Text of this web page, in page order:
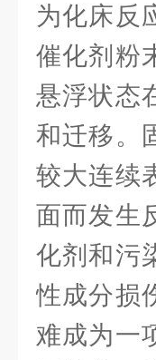
为化床反
催化剂粉
悬浮状态
和迁移。
较大连续
面而发生
化剂和污
性成分损
难成为一